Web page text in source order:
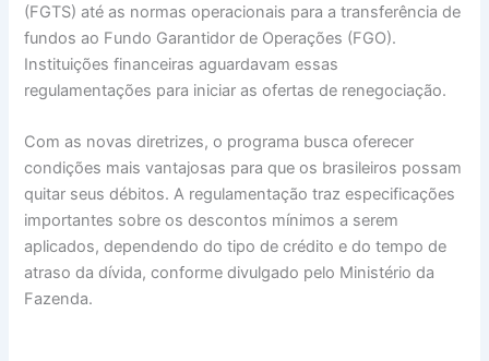
(FGTS) até as normas operacionais para a transferência de
fundos ao Fundo Garantidor de Operações (FGO).
Instituições financeiras aguardavam essas
regulamentações para iniciar as ofertas de renegociação.
Com as novas diretrizes, o programa busca oferecer
condições mais vantajosas para que os brasileiros possam
quitar seus débitos. A regulamentação traz especificações
importantes sobre os descontos mínimos a serem
aplicados, dependendo do tipo de crédito e do tempo de
atraso da dívida, conforme divulgado pelo Ministério da
Fazenda.